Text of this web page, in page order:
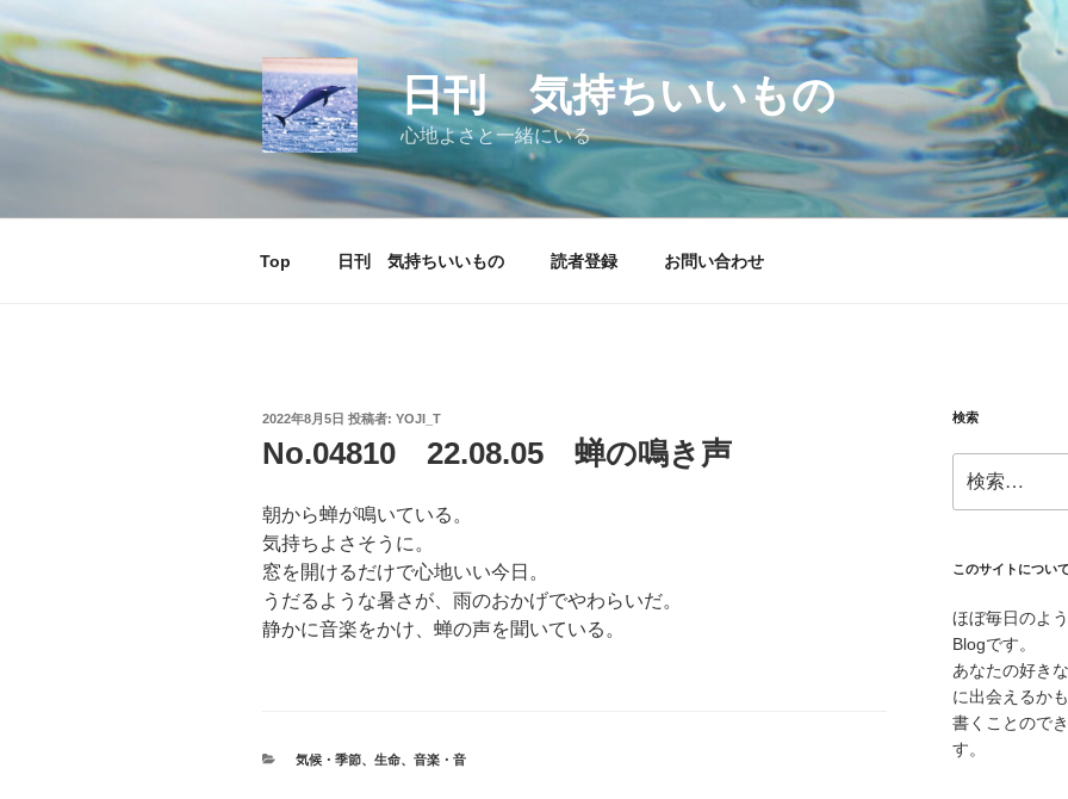
ン
テ
ン
キ
日刊 気持ちいいもの
心地よさと一緒にいる
Top 日刊 気持ちいいもの 読者登録 お問い合わせ
投
日:
2022年8月5日 投稿者: YOJI_T
No.04810 22.08.05 蝉の鳴き声
朝から蝉が鳴いている。
気持ちよさそうに。
窓を開けるだけで心地いい今日。
うだるような暑さが、雨のおかげでやわらいだ。
静かに音楽をかけ、蝉の声を聞いている。
カ
気候・季節、 生命、 音楽・音
検索
索:
このサイトについ
ほぼ毎日のよ
Blogです。
あなたの好き
に出会えるか
書くことので
す。